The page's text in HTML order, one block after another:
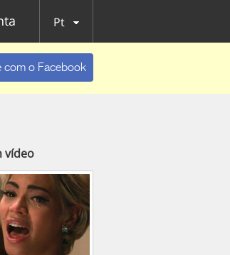
Pt
com o Facebook
vídeo